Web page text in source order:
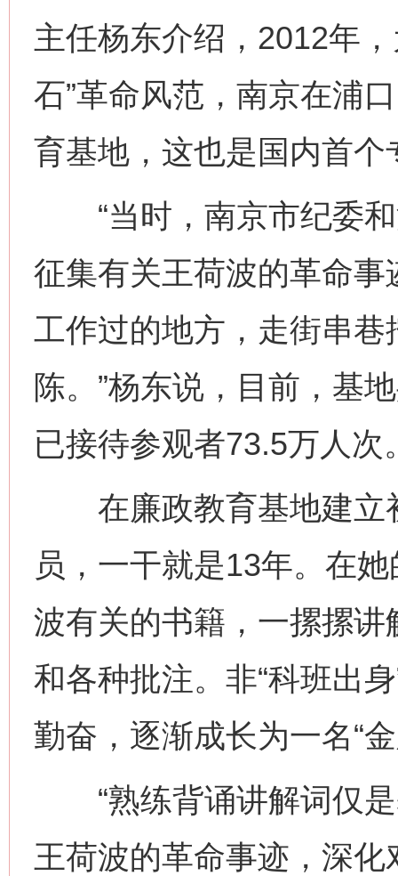
主任杨东介绍，2012年
石”革命风范，南京在浦
育基地，这也是国内首
“当时，南京市纪委和
征集有关王荷波的革命
工作过的地方，走街串
陈。”杨东说，目前，基
已接待参观者73.5万人次
在廉政教育基地建立
员，一干就是13年。在
波有关的书籍，一摞摞
和各种批注。非“科班出
勤奋，逐渐成长为一名“
“熟练背诵讲解词仅是
王荷波的革命事迹，深